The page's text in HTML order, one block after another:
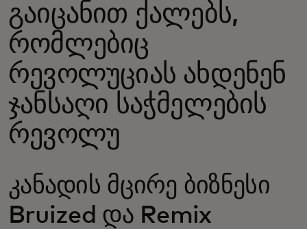
ინოვატორებისთვის
სიახლეები და ტენდენციები
გაიცანით ქალებს,
რომლებიც
რევოლუციას ახდენენ
ჯანსაღი საჭმელების
რევოლუ
კანადის მცირე ბიზნესი
Bruized და Remix